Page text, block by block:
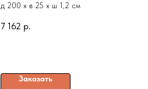
д 200 x в 25 x ш 1,2 см
7 162 р.
Заказать